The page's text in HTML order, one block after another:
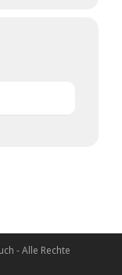
- Alle Rechte